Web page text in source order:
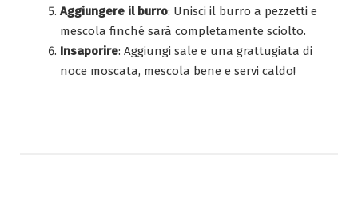
Aggiungere il burro: Unisci il burro a pezzetti e
mescola finché sarà completamente sciolto.
Insaporire: Aggiungi sale e una grattugiata di
noce moscata, mescola bene e servi caldo!